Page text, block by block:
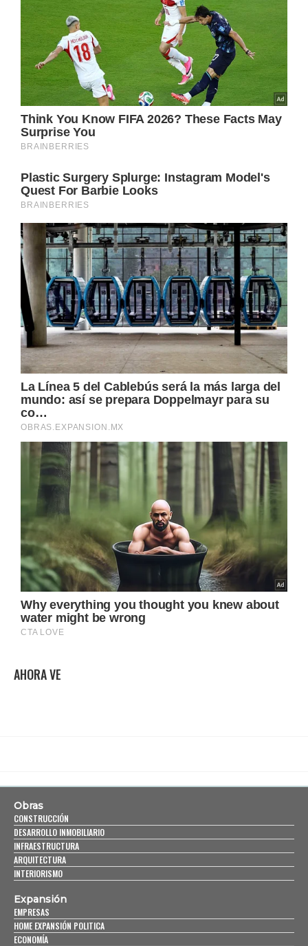
AHORA VE
Obras
CONSTRUCCIÓN
DESARROLLO INMOBILIARIO
INFRAESTRUCTURA
ARQUITECTURA
INTERIORISMO
Expansión
EMPRESAS
HOME EXPANSIÓN POLITICA
ECONOMÍA